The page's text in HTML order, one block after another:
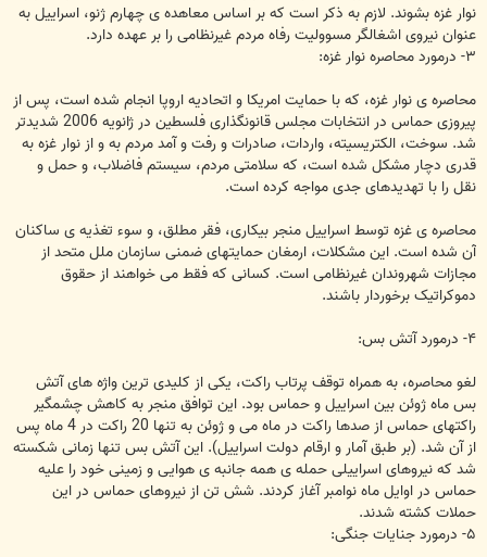
نوار غزه بشوند. لازم به ذکر است که بر اساس معاهده ی چهارم ژنو، اسراییل به
عنوان نیروی اشغالگر مسوولیت رفاه مردم غیرنظامی را بر عهده دارد.
۳- درمورد محاصره نوار غزه:
محاصره ی نوار غزه، که با حمایت امریکا و اتحادیه اروپا انجام شده است، پس از
پیروزی حماس در انتخابات مجلس قانونگذاری فلسطین در ژانویه 2006 شدیدتر
شد. سوخت، الکتریسیته، واردات، صادرات و رفت و آمد مردم به و از نوار غزه به
قدری دچار مشکل شده است، که سلامتی مردم، سیستم فاضلاب، و حمل و
نقل را با تهدیدهای جدی مواجه کرده است.
محاصره ی غزه توسط اسراییل منجر بیکاری، فقر مطلق، و سوء تغذیه ی ساکنان
آن شده است. این مشکلات، ارمغان حمایتهای ضمنی سازمان ملل متحد از
مجازات شهروندان غیرنظامی است. کسانی که فقط می خواهند از حقوق
دموکراتیک برخوردار باشند.
۴- درمورد آتش بس:
لغو محاصره، به همراه توقف پرتاب راکت، یکی از کلیدی ترین واژه های آتش
بس ماه ژوئن بین اسراییل و حماس بود. این توافق منجر به کاهش چشمگیر
راکتهای حماس از صدها راکت در ماه می و ژوئن به تنها 20 راکت در 4 ماه پس
از آن شد. (بر طبق آمار و ارقام دولت اسراییل). این آتش بس تنها زمانی شکسته
شد که نیروهای اسراییلی حمله ی همه جانبه ی هوایی و زمینی خود را علیه
حماس در اوایل ماه نوامبر آغاز کردند. شش تن از نیروهای حماس در این
حملات کشته شدند.
۵- درمورد جنایات جنگی: